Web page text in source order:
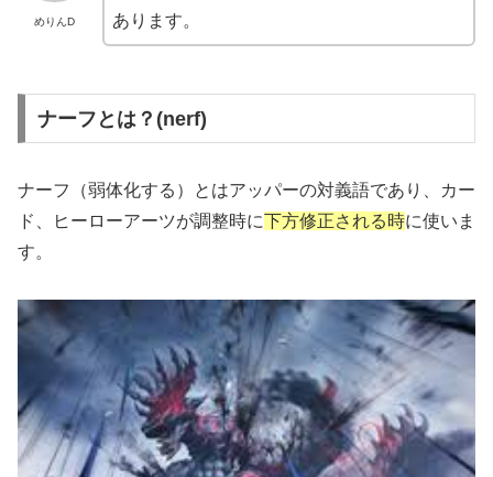
めりんD
あります。
ナーフとは？(nerf)
ナーフ（弱体化する）とはアッパーの対義語であり、カー
ド、ヒーローアーツが調整時に下方修正される時に使いま
す。